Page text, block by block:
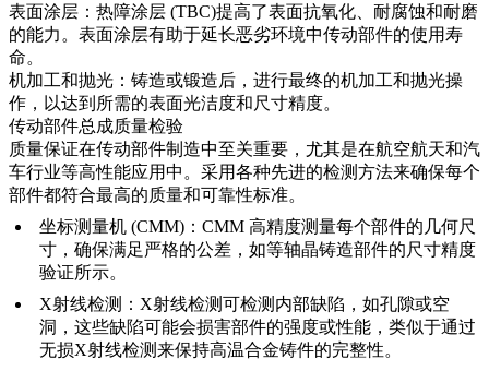
表面涂层 ： 热障涂层 (TBC)提高了表面抗氧化、耐腐蚀和耐磨
的能力。 表面涂层有助于延长恶劣环境中传动部件的使用寿
命。
机加工和抛光 ：铸造或锻造后，进行最终的机加工和抛光操
作，以达到所需的表面光洁度和尺寸精度。
传动部件总成质量检验
质量保证在传动部件制造中至关重要，尤其是在航空航天和汽
车行业等高性能应用中。采用各种先进的检测方法来确保每个
部件都符合最高的质量和可靠性标准。
坐标测量机 (CMM) ：CMM 高精度测量每个部件的几何尺
寸，确保满足严格的公差，如等轴晶铸造部件的尺寸精度
验证所示。
X射线检测 ：X射线检测可检测内部缺陷，如孔隙或空
洞，这些缺陷可能会损害部件的强度或性能，类似于通过
无损X射线检测来保持高温合金铸件的完整性。